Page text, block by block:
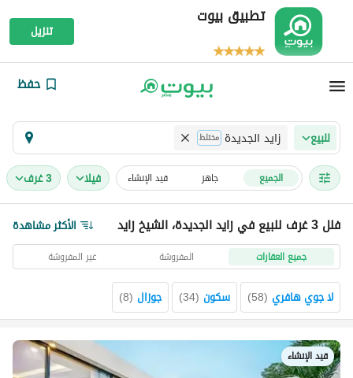
تطبيق بيوت
تنزيل
حفظ
للبيع زايد الجديدة مختلط
الجميع جاهز قيد الإنشاء فیلا 3 غرف
فلل 3 غرف للبيع في زايد الجديدة، الشيخ زايد الأكثر مشاهدة
جميع العقارات المفروشة غير المفروشة
لا جوي هافري (
58
) سكون (
34
) جوزال (
8
)
قيد الإنشاء